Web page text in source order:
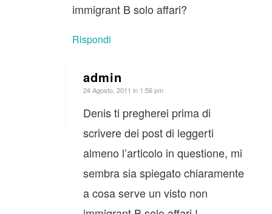
immigrant B solo affari?
Rispondi
admin
dice:
24 Agosto, 2011 in 1:56 pm
Denis ti pregherei prima di
scrivere dei post di leggerti
almeno l’articolo in questione, mi
sembra sia spiegato chiaramente
a cosa serve un visto non